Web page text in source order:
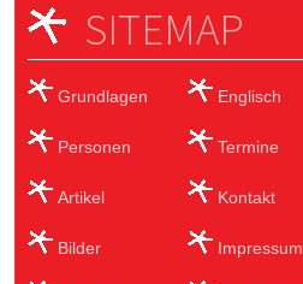
SITEMAP
Grundlagen
Personen
Artikel
Bilder
Englisch
Termine
Kontakt
Impressum